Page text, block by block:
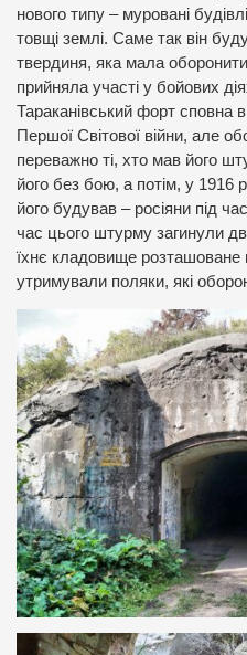
нового типу – муровані
товщі землі. Саме так він
твердиня, яка мала
прийняла участі у бойових
Тараканівський форт сповна
Першої Світової війни, але
переважно ті, хто мав його
його без бою, а потім, у 1916
його будував – росіяни під
час цього штурму загинули
їхнє кладовище розташоване
утримували поляки, які